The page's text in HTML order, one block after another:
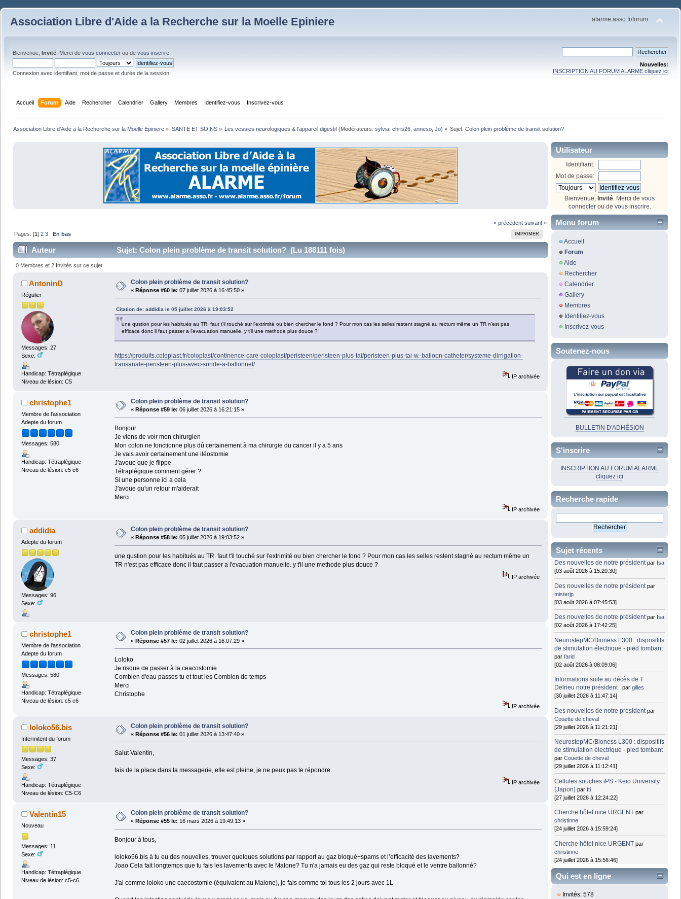
Association Libre d'Aide a la Recherche sur la Moelle Epiniere alarme.asso.fr/forum
Bienvenue, Invité . Merci de vous connecter ou de vous inscrire
Connexion avec identifiant, mot de passe et durée de la session
Nouvelles:
INSCRIPTION AU FORUM ALARME cliquez ici
Accueil Forum Aide Rechercher Calendrier Gallery Membres Identifiez-vous Inscrivez-vous
Association Libre d'Aide a la Recherche sur la Moelle Epiniere » SANTE ET SOINS» Les vessies neurologiques & l'appareil digestif(Modérateurs: sylvia, chris26, anneso, Jo) » Sujet:Colon plein problème de transit solution?
« précédent suivant »
IMPRIMER
Pages: [1]2 3 En bas
Auteur Sujet: Colon plein problème de transit solution? (Lu 188111 fois)
0 Membres et 2 Invités sur ce sujet
AntoninD
Régulier
Messages: 27
Sexe:
Handicap: Tétraplégique
Niveau de lésion: C5
Colon plein problème de transit solution?
« Réponse #60 le: 07 juillet 2026 à 16:45:50 »
Citation de: addidia le 05 juillet 2026 à 19:03:52
une qustion pour les habitués au TR. faut t'il touché sur l'extrimité ou bien chercher le fond ? Pour mon cas les selles restent stagné au rectum même un TR n'est pas
efficace donc il faut passer a l'evacuation manuelle. y t'il une methode plus douce ?
https://produits.coloplast.fr/coloplast/continence-care-coloplast/peristeen/peristeen-plus-tai/peristeen-plus-tai-w.-balloon-catheter/systeme-dirrigation-
transanale-peristeen-plus-avec-sonde-a-ballonnet/
IP archivée
christophe1
Membre de l'association
Adepte du forum
Messages: 580
Handicap: Tétraplégique
Niveau de lésion: c5 c6
Colon plein problème de transit solution?
« Réponse #59 le: 06 juillet 2026 à 16:21:15 »
Bonjour
Je viens de voir mon chirurgien
Mon colon ne fonctionne plus dû certainement à ma chirurgie du cancer il y a 5 ans
Je vais avoir certainement une iléostomie
J'avoue que je flippe
Tétraplégique comment gérer ?
Si une personne ici a cela
J'avoue qu'un retour m'aiderait
Merci
IP archivée
addidia
Adepte du forum
Messages: 96
Sexe:
Colon plein problème de transit solution?
« Réponse #58 le: 05 juillet 2026 à 19:03:52 »
une qustion pour les habitués au TR. faut t'il touché sur l'extrimité ou bien chercher le fond ? Pour mon cas les selles restent stagné au rectum même un
TR n'est pas efficace donc il faut passer a l'evacuation manuelle. y t'il une methode plus douce ?
IP archivée
christophe1
Membre de l'association
Adepte du forum
Messages: 580
Handicap: Tétraplégique
Niveau de lésion: c5 c6
Colon plein problème de transit solution?
« Réponse #57 le: 02 juillet 2026 à 16:07:29 »
Loloko
Je risque de passer à la ceacostomie
Combien d'eau passes tu et tout les Combien de temps
Merci
Christophe
IP archivée
loloko56.bis
Intermitent du forum
Messages: 37
Sexe:
Handicap: Tétraplégique
Niveau de lésion: C5-C6
Colon plein problème de transit solution?
« Réponse #56 le: 01 juillet 2026 à 13:47:40 »
Salut Valentin,
fais de la place dans ta messagerie, elle est pleine, je ne peux pas te répondre.
IP archivée
Valentin15
Nouveau
Messages: 11
Sexe:
Handicap: Tétraplégique
Niveau de lésion: c5-c6
Colon plein problème de transit solution?
« Réponse #55 le: 16 mars 2026 à 19:49:13 »
Bonjour à tous,
loloko56.bis à tu eu des nouvelles, trouver quelques solutions par rapport au gaz bloqué+spams et l’efficacité des lavements?
Joao Cela fait longtemps que tu fais les lavements avec le Malone? Tu n'a jamais eu des gaz qui reste bloqué et le ventre ballonné?
J'ai comme loloko une caecostomie (équivalent au Malone), je fais comme toi tous les 2 jours avec 1L
Utilisateur
Identifiant:
Mot de passe:
Bienvenue, Invité . Merci de vous
connecterou de vous inscrire
Menu forum
Accueil
Forum
Aide
Rechercher
Calendrier
Gallery
Membres
Identifiez-vous
Inscrivez-vous
Soutenez-nous
BULLETIN D'ADHÉSION
S'inscrire
INSCRIPTION AU FORUM ALARME
cliquez ici
Recherche rapide
Sujet récents
Des nouvelles de notre président par Isa
[03 août 2026 à 15:20:30]
Des nouvelles de notre président par
misterjp
[03 août 2026 à 07:45:53]
Des nouvelles de notre président par Isa
[02 août 2026 à 17:42:25]
NeurostepMC/Bioness L300 : dispositifs
de stimulation électrique - pied tombant
parfarid
[02 août 2026 à 08:09:06]
Informations suite au décès de T
Delrieu notre président . pargilles
[30 juillet 2026 à 11:47:14]
Des nouvelles de notre président par
Couette de cheval
[29 juillet 2026 à 11:21:21]
NeurostepMC/Bioness L300 : dispositifs
de stimulation électrique - pied tombant
parCouette de cheval
[29 juillet 2026 à 11:12:41]
Cellules souches iPS - Keio University
(Japon) parfti
[27 juillet 2026 à 12:24:22]
Cherche hôtel nice URGENT par
christinne
[24 juillet 2026 à 15:59:24]
Cherche hôtel nice URGENT par
christinne
[24 juillet 2026 à 15:56:46]
Qui est en ligne
Invités: 578